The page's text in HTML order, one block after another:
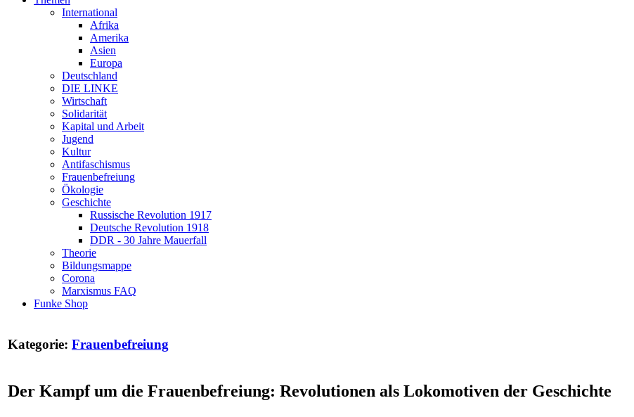
International
Afrika
Amerika
Asien
Europa
Deutschland
DIE LINKE
Wirtschaft
Solidarität
Kapital und Arbeit
Jugend
Kultur
Antifaschismus
Frauenbefreiung
Ökologie
Geschichte
Russische Revolution 1917
Deutsche Revolution 1918
DDR - 30 Jahre Mauerfall
Theorie
Bildungsmappe
Corona
Marxismus FAQ
Funke Shop
Kategorie: Frauenbefreiung
Der Kampf um die Frauenbefreiung: Revolutionen als Lokomotiven der Geschichte